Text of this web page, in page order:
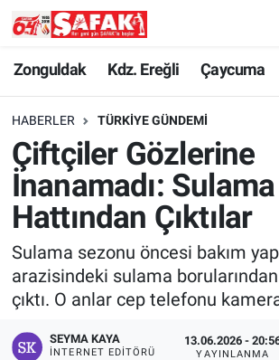
Zonguldak Kdz. Ereğli Çaycuma
HABERLER TÜRKIYE GÜNDEMI
Çiftçiler Gözlerine
İnanamadı: Sulama
Hattından Çıktılar
Sulama sezonu öncesi bakım
arazisindeki sulama
çıktı. O anlar cep telefonu
SEYMA KAYA
İNTERNET EDITÖRÜ
13.06.2026 -
YAYINLANMA
Zonguldak
Kdz. Ereğli
Çaycuma
Devrek
Kilimli
Asayiş
Spor
Zonguldak Nöbetçi Eczaneler
Zonguldak Hava Durumu
Zonguldak Namaz Vakitleri
Zonguldak Trafik Yoğunluk
Süper Lig Puan Durumu ve
Tüm Manşetler
Son Dakika Haberleri